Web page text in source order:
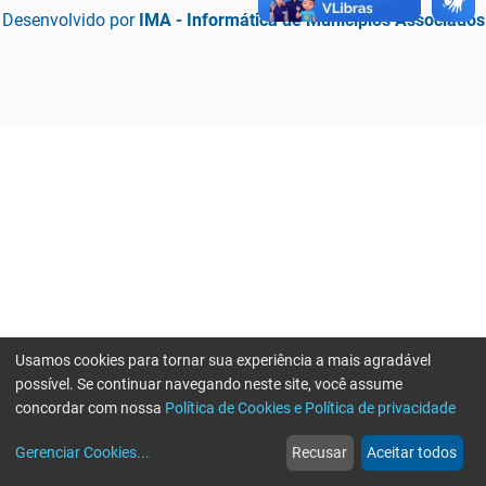
Desenvolvido por IMA - Informática de Municípios Associados
web
Notícias
more_horiz
Mais
Usamos cookies para tornar sua experiência a mais agradável
possível. Se continuar navegando neste site, você assume
concordar com nossa Política de Cookies e Política de privacidade
Gerenciar Cookies... Recusar Aceitar todos
Erro ao enviar informações, por favor tente novamente